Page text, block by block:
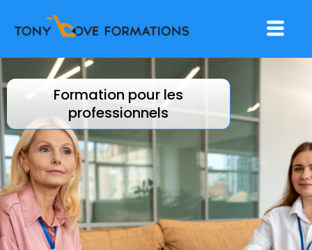
Menu
Formation pour les
professionnels